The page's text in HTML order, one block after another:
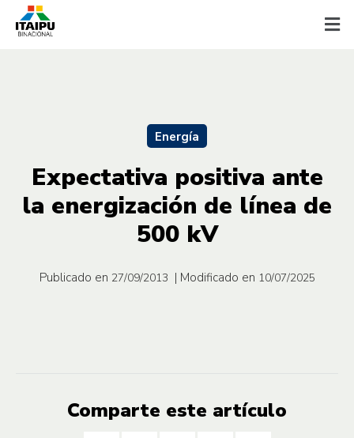
Energía
Expectativa positiva ante
la energización de línea de
500 kV
Publicado en 27/09/2013 | Modificado en 10/07/2025
Comparte este artículo